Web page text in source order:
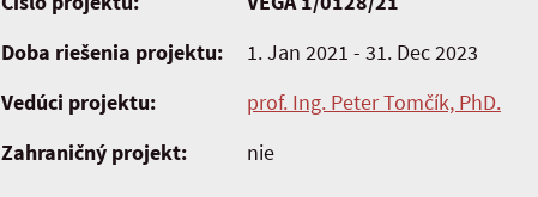
Doba riešenia projektu:
1. Jan 2021 - 31. Dec 2023
Vedúci projektu:
prof. Ing. Peter Tomčík, PhD.
Zahraničný projekt:
nie